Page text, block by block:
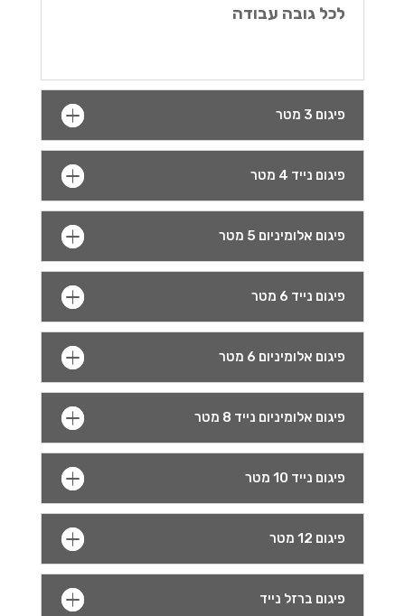
לכל גובה עבודה
פיגום 3 מטר
פיגום נייד 4 מטר
פיגום אלומיניום 5 מטר
פיגום נייד 6 מטר
פיגום אלומיניום 6 מטר
פיגום אלומיניום נייד 8 מטר
פיגום נייד 10 מטר
פיגום 12 מטר
פיגום ברזל נייד